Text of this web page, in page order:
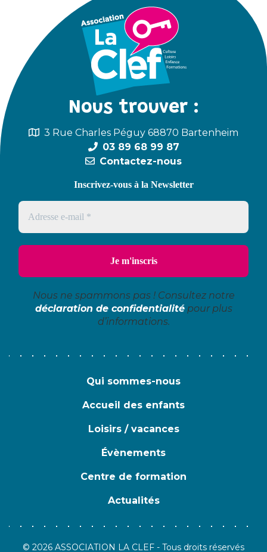
Nous trouver :
3 Rue Charles Péguy 68870 Bartenheim
03 89 68 99 87
Contactez-nous
Inscrivez-vous à la Newsletter
Nous ne spammons pas ! Consultez notre
déclaration de confidentialitépour plus
d’informations.
Qui sommes-nous
Accueil des enfants
Loisirs / vacances
Évènements
Centre de formation
Actualités
© 2026 ASSOCIATION LA CLEF - Tous droits réservés